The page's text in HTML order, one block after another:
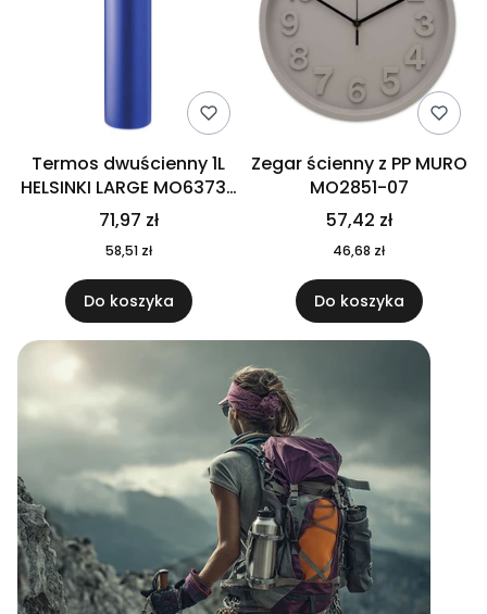
Termos dwuścienny 1L
HELSINKI LARGE MO6373-
04
71,97 zł
58,51 zł
Do koszyka
Zegar ścienny z PP MURO
MO2851-07
57,42 zł
46,68 zł
Do koszyka